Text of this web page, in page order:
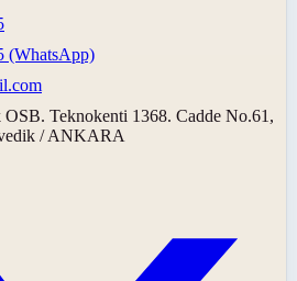
(WhatsApp)
OSB. Teknokenti 1368. Cadde No.61,
/ ANKARA